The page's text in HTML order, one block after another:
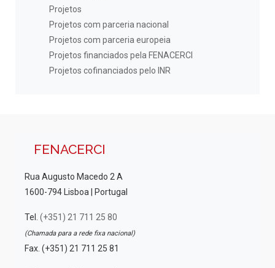
Projetos
Projetos com parceria nacional
Projetos com parceria europeia
Projetos financiados pela FENACERCI
Projetos cofinanciados pelo INR
FENACERCI
Rua Augusto Macedo 2 A
1600-794 Lisboa | Portugal
Tel. (+351) 21 711 25 80
(Chamada para a rede fixa nacional)
Fax. (+351) 21 711 25 81